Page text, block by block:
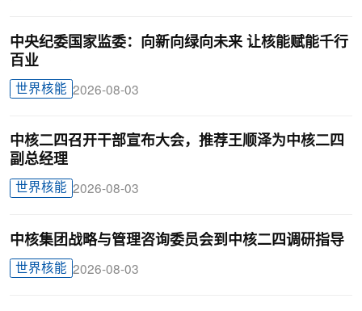
中央纪委国家监委：向新向绿向未来 让核能赋能千行
百业
世界核能 2026-08-03
中核二四召开干部宣布大会，推荐王顺泽为中核二四
副总经理
世界核能 2026-08-03
中核集团战略与管理咨询委员会到中核二四调研指导
世界核能 2026-08-03